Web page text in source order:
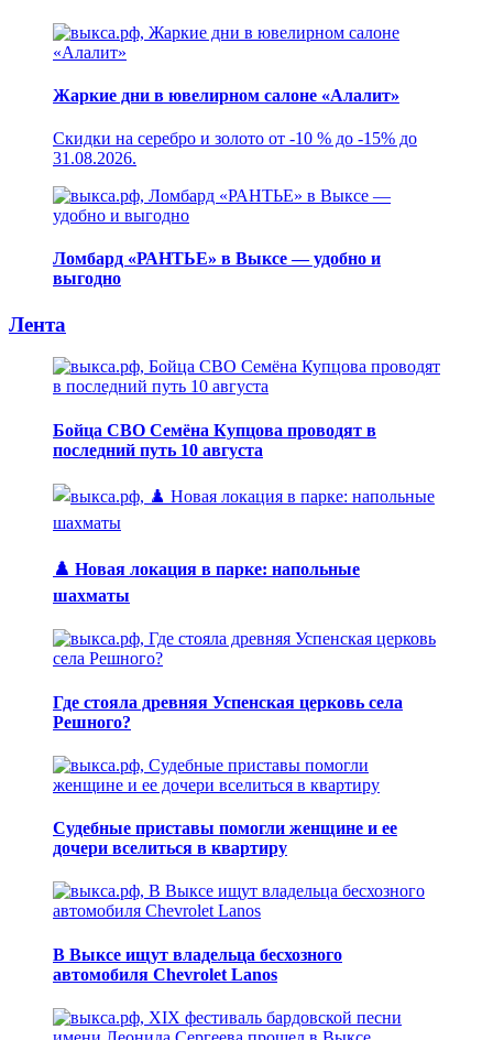
Жаркие дни в ювелирном салоне «Алалит»
Скидки на серебро и золото от -10 % до -15% до
31.08.2026.
Ломбард «РАНТЬЕ» в Выксе — удобно и
выгодно
Лента
Бойца СВО Семёна Купцова проводят в
последний путь 10 августа
♟️ Новая локация в парке: напольные
шахматы
Где стояла древняя Успенская церковь села
Решного?
Судебные приставы помогли женщине и ее
дочери вселиться в квартиру
В Выксе ищут владельца бесхозного
автомобиля Chevrolet Lanos